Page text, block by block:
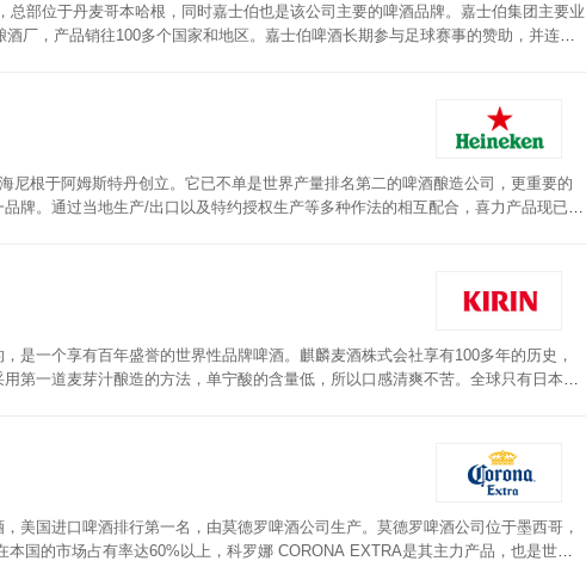
部位于丹麦哥本哈根，同时嘉士伯也是该公司主要的啤酒品牌。嘉士伯集团主要业
厂，产品销往100多个国家和地区。嘉士伯啤酒长期参与足球赛事的赞助，并连续
尼根于阿姆斯特丹创立。它已不单是世界产量排名第二的啤酒酿造公司，更重要的
牌。通过当地生产/出口以及特约授权生产等多种作法的相互配合，喜力产品现已行
一个享有百年盛誉的世界性品牌啤酒。麒麟麦酒株式会社享有100多年的历史，
第一道麦芽汁酿造的方法，单宁酸的含量低，所以口感清爽不苦。全球只有日本麒
美国进口啤酒排行第一名，由莫德罗啤酒公司生产。莫德罗啤酒公司位于墨西哥，
国的市场占有率达60%以上，科罗娜 CORONA EXTRA是其主力产品，也是世界